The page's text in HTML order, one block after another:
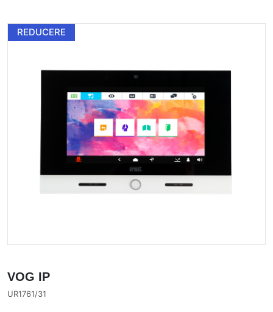
REDUCERE
VOG IP
UR1761/31